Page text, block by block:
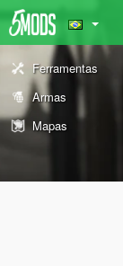
Ferramentas
Armas
Mapas